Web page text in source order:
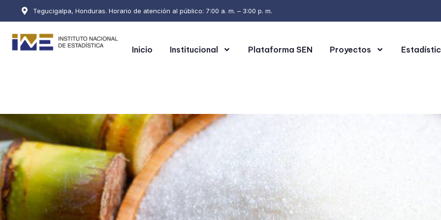
Tegucigalpa, Honduras. Horario de atención al público: 7:00 a. m. – 3:00 p. m.
Inicio Institucional Plataforma SEN Proyectos